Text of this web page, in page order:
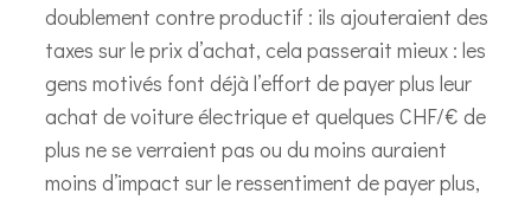
doublement contre productif : ils ajouteraient des
taxes sur le prix d’achat, cela passerait mieux : les
gens motivés font déjà l’effort de payer plus leur
achat de voiture électrique et quelques CHF/€ de
plus ne se verraient pas ou du moins auraient
moins d’impact sur le ressentiment de payer plus,